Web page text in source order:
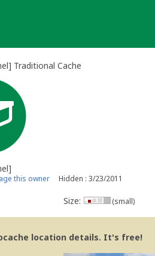
Traditional Cache
this owner Hidden : 3/23/2011
Size: (small)
location details. It's free!